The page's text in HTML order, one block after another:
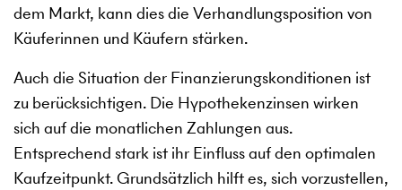
dem Markt, kann dies die Verhandlungsposition von
Käuferinnen und Käufern stärken.
Auch die Situation der Finanzierungskonditionen ist
zu berücksichtigen. Die Hypothekenzinsen wirken
sich auf die monatlichen Zahlungen aus.
Entsprechend stark ist ihr Einfluss auf den optimalen
Kaufzeitpunkt. Grundsätzlich hilft es, sich vorzustellen,